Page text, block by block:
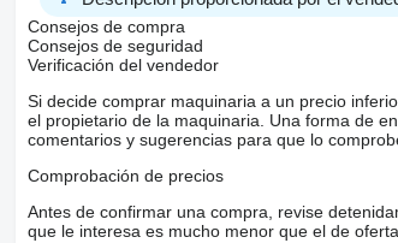
Consejos de compra
Consejos de seguridad
Verificación del vendedor
Si decide comprar maquinaria a un precio
el propietario de la maquinaria. Una forma de
comentarios y sugerencias para que lo
Comprobación de precios
Antes de confirmar una compra, revise
que le interesa es mucho menor que el de